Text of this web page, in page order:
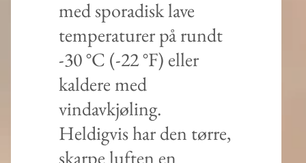
med sporadisk lave
temperaturer på rundt
-30 °C (-22 °F) eller
kaldere med
vindavkjøling.
Heldigvis har den tørre,
skarpe luften en